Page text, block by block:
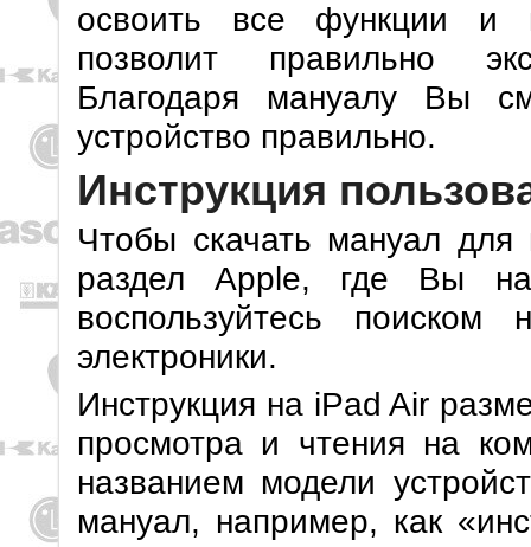
освоить все функции и
позволит правильно
Благодаря мануалу Вы
устройство правильно.
Инструкция
Чтобы скачать мануал
раздел Apple, где Вы
воспользуйтесь
электроники.
Инструкция на iPad Air
просмотра и чтения на
названием модели
мануал, например, как